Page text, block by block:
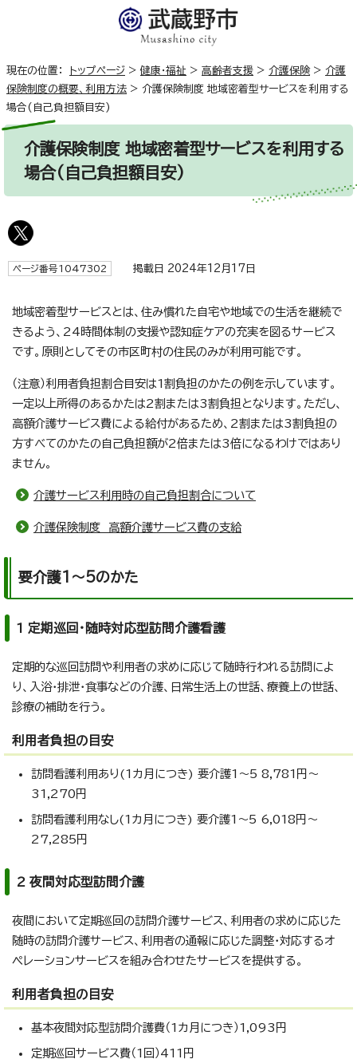
現在の位置： トップページ > 健康・福祉 > 高齢者支援 > 介護保険> 介護
保険制度の概要、利用方法 > 介護保険制度 地域密着型サービスを利用する
場合(自己負担額目安)
介護保険制度 地域密着型サービスを利用する
場合(自己負担額目安)
ページ番号1047302 掲載日 2024年12月17日
地域密着型サービスとは、住み慣れた自宅や地域での生活を継続で
きるよう、24時間体制の支援や認知症ケアの充実を図るサービス
です。原則としてその市区町村の住民のみが利用可能です。
（注意）利用者負担割合目安は1割負担のかたの例を示しています。
一定以上所得のあるかたは2割または3割負担となります。ただし、
高額介護サービス費による給付があるため、2割または3割負担の
方すべてのかたの自己負担額が2倍または3倍になるわけではあり
ません。
介護サービス利用時の自己負担割合について
介護保険制度 高額介護サービス費の支給
要介護1～5のかた
1 定期巡回・随時対応型訪問介護看護
定期的な巡回訪問や利用者の求めに応じて随時行われる訪問によ
り、入浴・排泄・食事などの介護、日常生活上の世話、療養上の世話、
診療の補助を行う。
利用者負担の目安
訪問看護利用あり(1カ月につき) 要介護1～5 8,781円～
31,270円
訪問看護利用なし(1カ月につき) 要介護1～5 6,018円～
27,285円
2 夜間対応型訪問介護
夜間において定期巡回の訪問介護サービス、利用者の求めに応じた
随時の訪問介護サービス、利用者の通報に応じた調整・対応するオ
ペレーションサービスを組み合わせたサービスを提供する。
利用者負担の目安
基本夜間対応型訪問介護費（1カ月につき）1,093円
定期巡回サービス費（1回）411円